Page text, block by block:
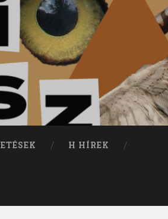
H HÍREK